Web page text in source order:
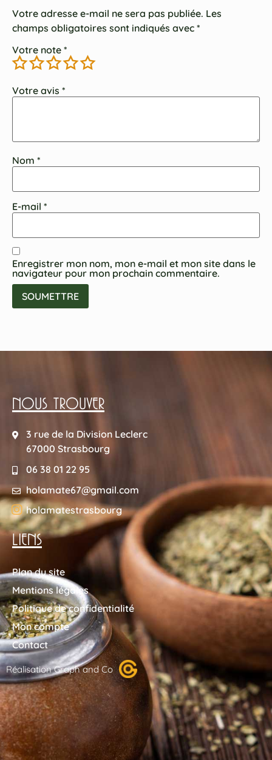
Votre adresse e-mail ne sera pas publiée. Les
champs obligatoires sont indiqués avec *
Votre note *
Votre avis *
Nom *
E-mail *
Enregistrer mon nom, mon e-mail et mon site dans le
navigateur pour mon prochain commentaire.
NOUS TROUVER
3 rue de la Division Leclerc
67000 Strasbourg
06 38 01 22 95
holamate67@gmail.com
holamatestrasbourg
LIENS
Plan du site
Mentions légales
Politique de confidentialité
Mon compte
Contact
Réalisation Graph and Co